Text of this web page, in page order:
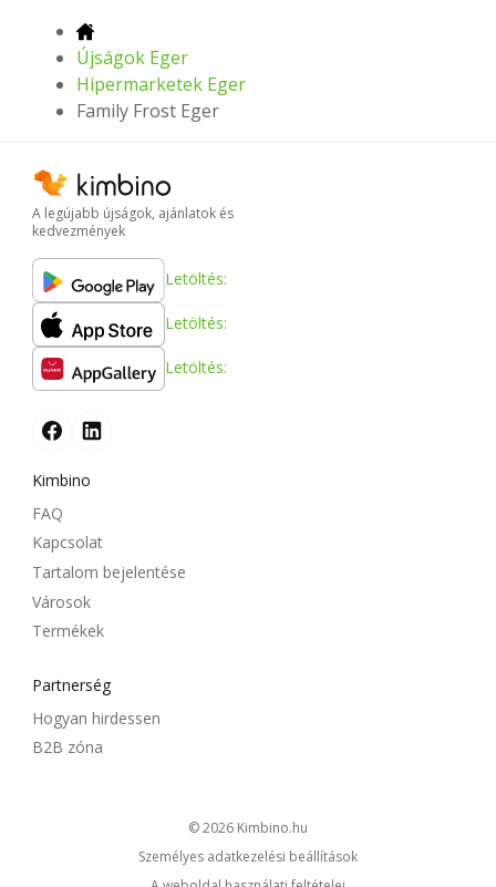
Újságok Eger
Hipermarketek Eger
Family Frost Eger
A legújabb újságok, ajánlatok és
kedvezmények
Letöltés:
Letöltés:
Letöltés:
Kimbino
FAQ
Kapcsolat
Tartalom bejelentése
Városok
Termékek
Partnerség
Hogyan hirdessen
B2B zóna
© 2026
kimbino.hu
Személyes adatkezelési beállítások